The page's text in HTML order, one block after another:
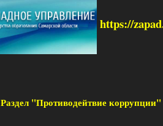
https://
Раздел "Противодейтвие